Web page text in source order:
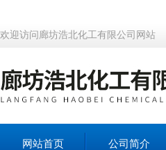
欢迎访问廊坊浩北化工有限公司网站
网站首页 公司简介